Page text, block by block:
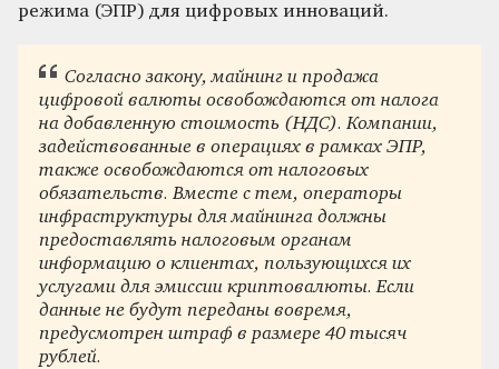
режима (ЭПР) для цифровых инноваций.
Согласно закону, майнинг и продажа
цифровой валюты освобождаются от налога
на добавленную стоимость (НДС). Компании,
задействованные в операциях в рамках ЭПР,
также освобождаются от налоговых
обязательств. Вместе с тем, операторы
инфраструктуры для майнинга должны
предоставлять налоговым органам
информацию о клиентах, пользующихся их
услугами для эмиссии криптовалюты. Если
данные не будут переданы вовремя,
предусмотрен штраф в размере 40 тысяч
рублей.